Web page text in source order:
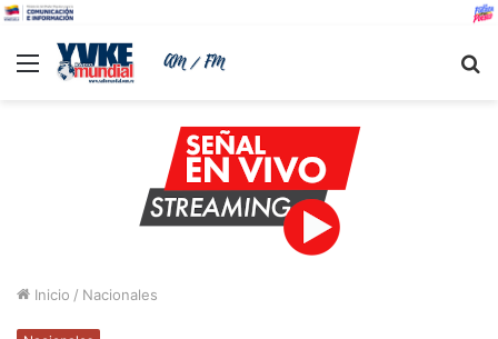
Menu
Inicio / Nacionales